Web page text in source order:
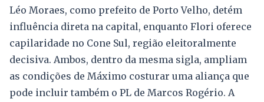
Léo Moraes, como prefeito de Porto Velho, detém
influência direta na capital, enquanto Flori oferece
capilaridade no Cone Sul, região eleitoralmente
decisiva. Ambos, dentro da mesma sigla, ampliam
as condições de Máximo costurar uma aliança que
pode incluir também o PL de Marcos Rogério. A